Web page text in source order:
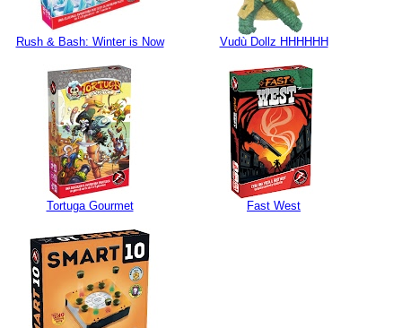
Rush & Bash: Winter is Now Vudù Dollz HHHHHH
Tortuga Gourmet Fast West